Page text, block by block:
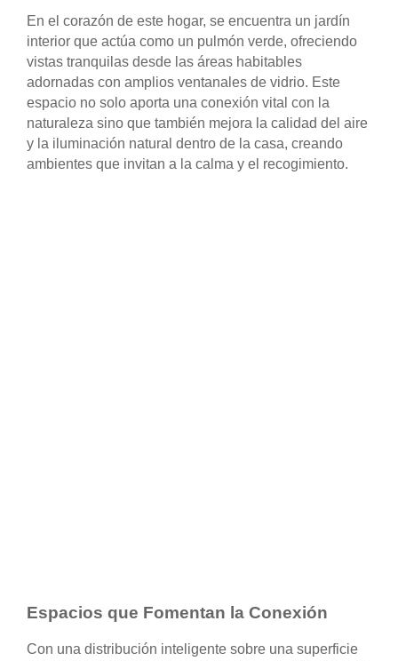
En el corazón de este hogar, se encuentra un jardín
interior que actúa como un pulmón verde, ofreciendo
vistas tranquilas desde las áreas habitables
adornadas con amplios ventanales de vidrio. Este
espacio no solo aporta una conexión vital con la
naturaleza sino que también mejora la calidad del aire
y la iluminación natural dentro de la casa, creando
ambientes que invitan a la calma y el recogimiento.
Espacios que Fomentan la Conexión
Con una distribución inteligente sobre una superficie